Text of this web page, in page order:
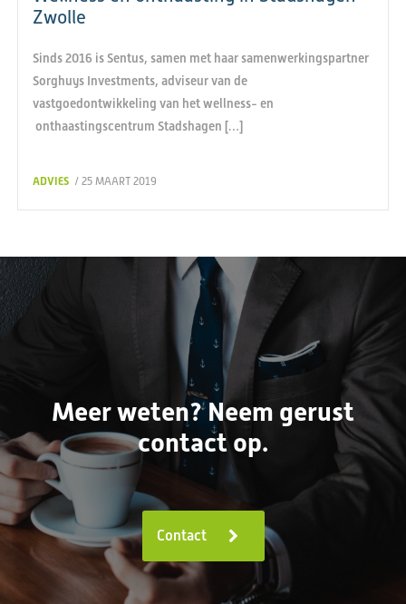
Zwolle
Sinds 2016 is Sentus, samen met haar samenwerkingspartner
Sorghuys Investments, adviseur van de
vastgoedontwikkeling van het wellness- en
onthaastingscentrum Stadshagen […]
ADVIES / 25 MAART 2019
Meer weten? Neem gerust
contact op.
Contact